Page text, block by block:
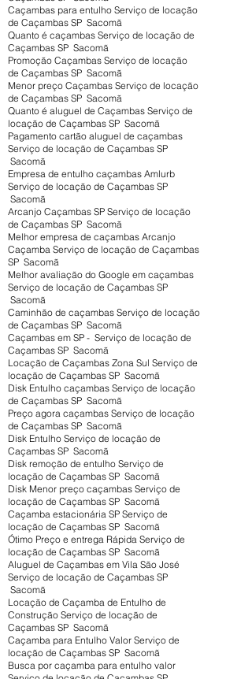
Caçambas para entulho Serviço de locação
de Caçambas SP Sacomã
Quanto é caçambas Serviço de locação de
Caçambas SP Sacomã
Promoção Caçambas Serviço de locação
de Caçambas SP Sacomã
Menor preço Caçambas Serviço de locação
de Caçambas SP Sacomã
Quanto é aluguel de Caçambas Serviço de
locação de Caçambas SP Sacomã
Pagamento cartão aluguel de caçambas
Serviço de locação de Caçambas SP
Sacomã
Empresa de entulho caçambas Amlurb
Serviço de locação de Caçambas SP
Sacomã
Arcanjo Caçambas SP Serviço de locação
de Caçambas SP Sacomã
Melhor empresa de caçambas Arcanjo
Caçamba Serviço de locação de Caçambas
SP Sacomã
Melhor avaliação do Google em caçambas
Serviço de locação de Caçambas SP
Sacomã
Caminhão de caçambas Serviço de locação
de Caçambas SP Sacomã
Caçambas em SP - Serviço de locação de
Caçambas SP Sacomã
Locação de Caçambas Zona Sul Serviço de
locação de Caçambas SP Sacomã
Disk Entulho caçambas Serviço de locação
de Caçambas SP Sacomã
Preço agora caçambas Serviço de locação
de Caçambas SP Sacomã
Disk Entulho Serviço de locação de
Caçambas SP Sacomã
Disk remoção de entulho Serviço de
locação de Caçambas SP Sacomã
Disk Menor preço caçambas Serviço de
locação de Caçambas SP Sacomã
Caçamba estacionária SP Serviço de
locação de Caçambas SP Sacomã
Ótimo Preço e entrega Rápida Serviço de
locação de Caçambas SP Sacomã
Aluguel de Caçambas em Vila São José
Serviço de locação de Caçambas SP
Sacomã
Locação de Caçamba de Entulho de
Construção Serviço de locação de
Caçambas SP Sacomã
Caçamba para Entulho Valor Serviço de
locação de Caçambas SP Sacomã
Busca por caçamba para entulho valor